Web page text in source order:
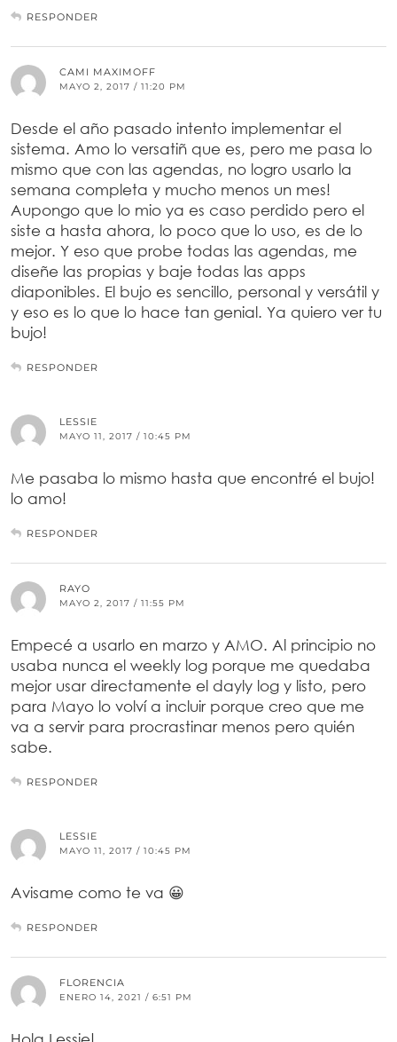
RESPONDER
CAMI MAXIMOFF
MAYO 2, 2017 / 11:20 PM
Desde el año pasado intento implementar el
sistema. Amo lo versatiñ que es, pero me pasa lo
mismo que con las agendas, no logro usarlo la
semana completa y mucho menos un mes!
Aupongo que lo mio ya es caso perdido pero el
siste a hasta ahora, lo poco que lo uso, es de lo
mejor. Y eso que probe todas las agendas, me
diseñe las propias y baje todas las apps
diaponibles. El bujo es sencillo, personal y versátil y
y eso es lo que lo hace tan genial. Ya quiero ver tu
bujo!
RESPONDER
LESSIE
MAYO 11, 2017 / 10:45 PM
Me pasaba lo mismo hasta que encontré el bujo!
lo amo!
RESPONDER
RAYO
MAYO 2, 2017 / 11:55 PM
Empecé a usarlo en marzo y AMO. Al principio no
usaba nunca el weekly log porque me quedaba
mejor usar directamente el dayly log y listo, pero
para Mayo lo volví a incluir porque creo que me
va a servir para procrastinar menos pero quién
sabe.
RESPONDER
LESSIE
MAYO 11, 2017 / 10:45 PM
Avisame como te va 😀
RESPONDER
FLORENCIA
ENERO 14, 2021 / 6:51 PM